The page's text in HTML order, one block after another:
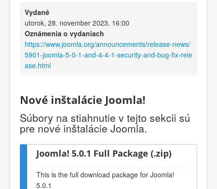
Vydané
utorok, 28. november 2023, 16:00
Oznámenia o vydaniach
https://www.joomla.org/announcements/release-news/
5901-joomla-5-0-1-and-4-4-1-security-and-bug-fix-rele
ase.html
Nové inštalácie Joomla!
Súbory na stiahnutie v tejto sekcii sú
pre nové inštalácie Joomla.
Joomla! 5.0.1 Full Package (.zip)
This is the full download package for Joomla!
5.0.1